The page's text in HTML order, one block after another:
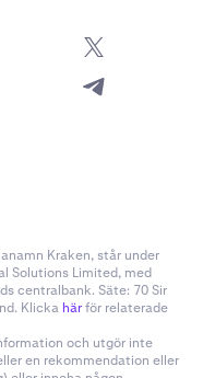
Kraken, står under
Solutions Limited, med
centralbank. Säte: 70 Sir
Klicka härför relaterade
och utgör inte
en rekommendation eller